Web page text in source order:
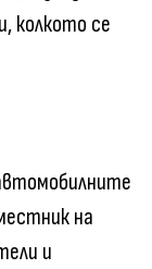
колкото се
на
и